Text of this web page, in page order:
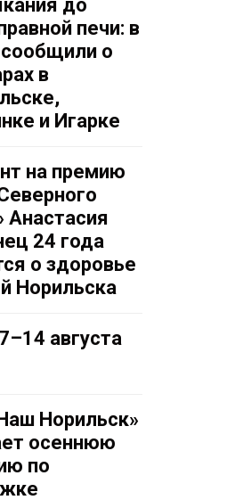
до
печи: в
о
в
и Игарке
на премию
Анастасия
24 года
о здоровье
Норильска
августа
Норильск»
осеннюю
по